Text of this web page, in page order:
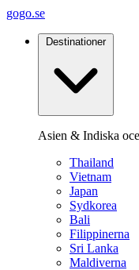
gogo.se
Destinationer
Asien & Indiska
Thailand
Vietnam
Japan
Sydkorea
Bali
Filippinerna
Sri Lanka
Maldiverna